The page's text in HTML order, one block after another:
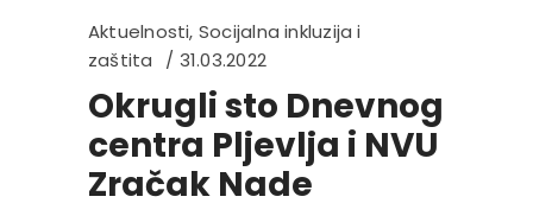
Aktuelnosti, Socijalna inkluzija i
zaštita
31.03.2022
Okrugli sto Dnevnog
centra Pljevlja i NVU
Zračak Nade